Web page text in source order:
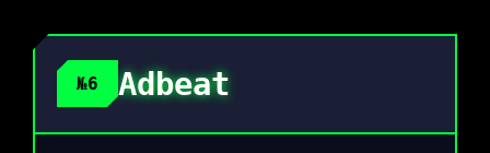
№6 Adbeat